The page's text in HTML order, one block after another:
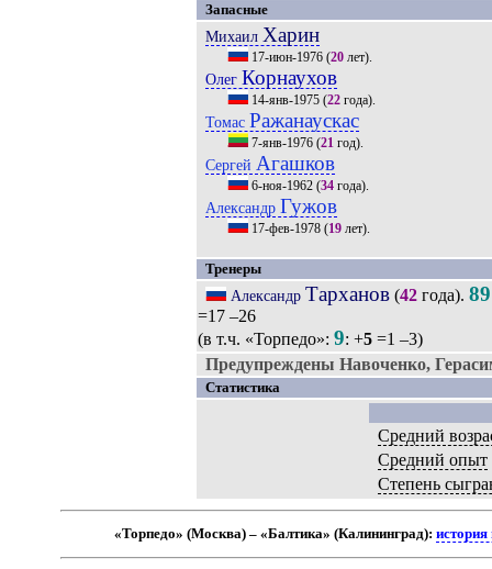
Запасные
Михаил Харин
17-июн-1976(20лет).
Олег Корнаухов
14-янв-1975(22года).
Томас Ражанаускас
7-янв-1976(21год).
Сергей Агашков
6-ноя-1962(34года).
Александр Гужов
17-фев-1978(19лет).
Тренеры
Александр Тарханов(42года). 89
=17 –26
(в т.ч. «Торпедо»: 9: +5 =1 –3)
Предупреждены Навоченко,
Статистика
Средний
Средний опыт
Степень
«Торпедо» (Москва) – «Балтика» (Калининград):история